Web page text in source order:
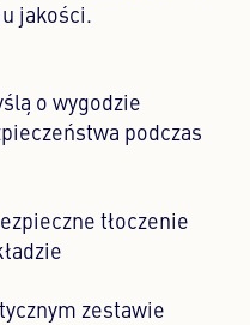
jakości.
o wygodzie
podczas
tłoczenie
zestawie